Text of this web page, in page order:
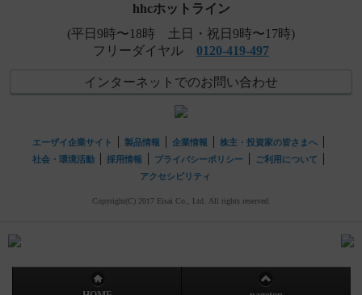
hhcホットライン
(平日9時〜18時 土日・祝日9時〜17時)
フリーダイヤル 0120-419-497
インターネットでのお問い合わせ
エーザイ企業サイト 製品情報 企業情報
株主・投資家の皆さまへ
社会・環境活動
採用情報 プライバシーポリシー
ご利用について
アクセシビリティ
Copyright(C) 2017 Eisai Co., Ltd. All rights reserved.